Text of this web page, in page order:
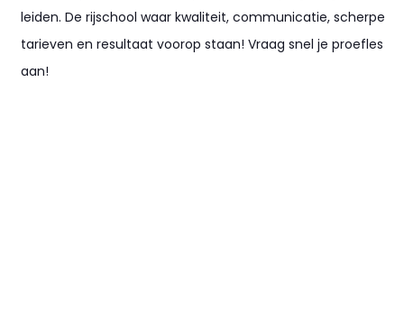
leiden. De rijschool waar kwaliteit, communicatie, scherpe
tarieven en resultaat voorop staan! Vraag snel je proefles
aan!